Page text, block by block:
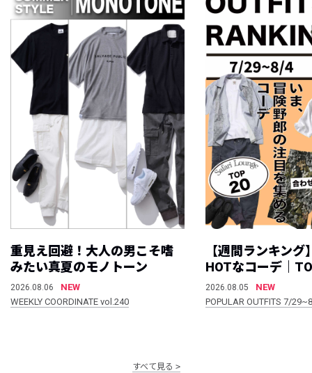
重見え回避！大人の男こそ嗜
みたい真夏のモノトーン
2026.08.06
NEW
WEEKLY COORDINATE vol.240
【週間ランキング
HOTなコーデ｜
2026.08.05
NEW
POPULAR OUTFITS 7/
すべて見る